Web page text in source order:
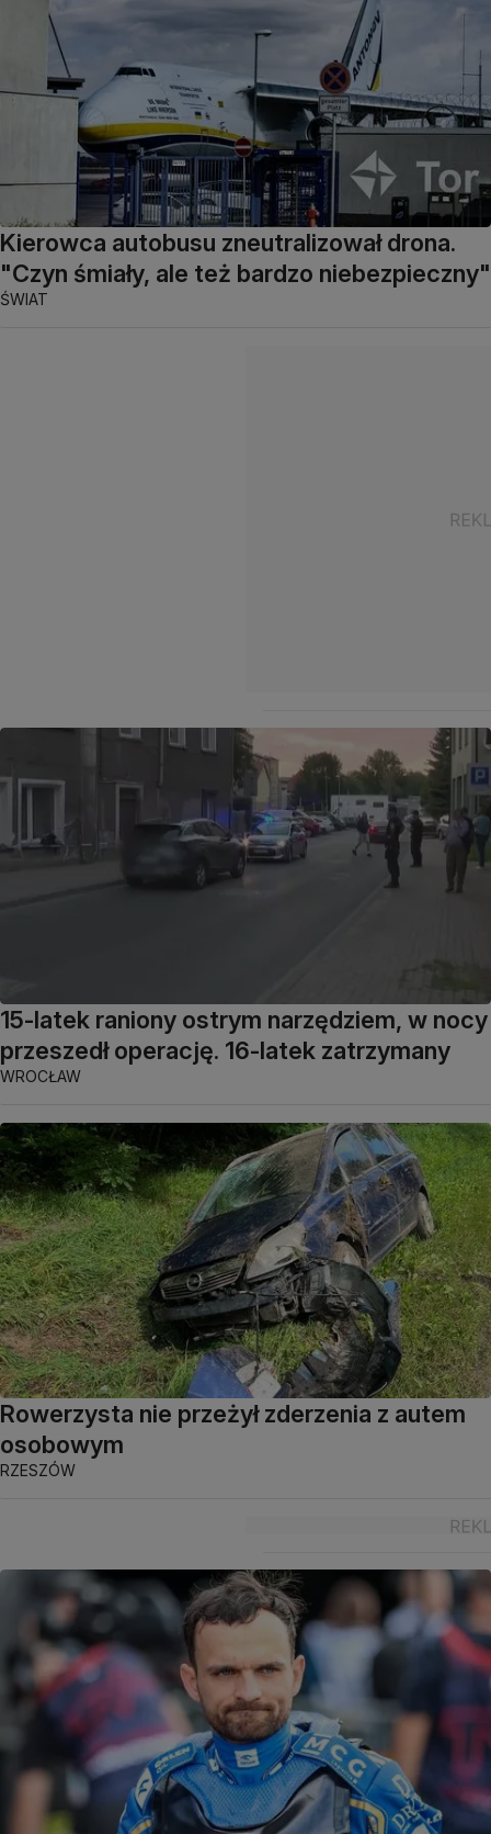
Kierowca autobusu zneutralizował drona.
"Czyn śmiały, ale też bardzo niebezpieczny"
ŚWIAT
15-latek raniony ostrym narzędziem, w nocy
przeszedł operację. 16-latek zatrzymany
WROCŁAW
Rowerzysta nie przeżył zderzenia z autem
osobowym
RZESZÓW